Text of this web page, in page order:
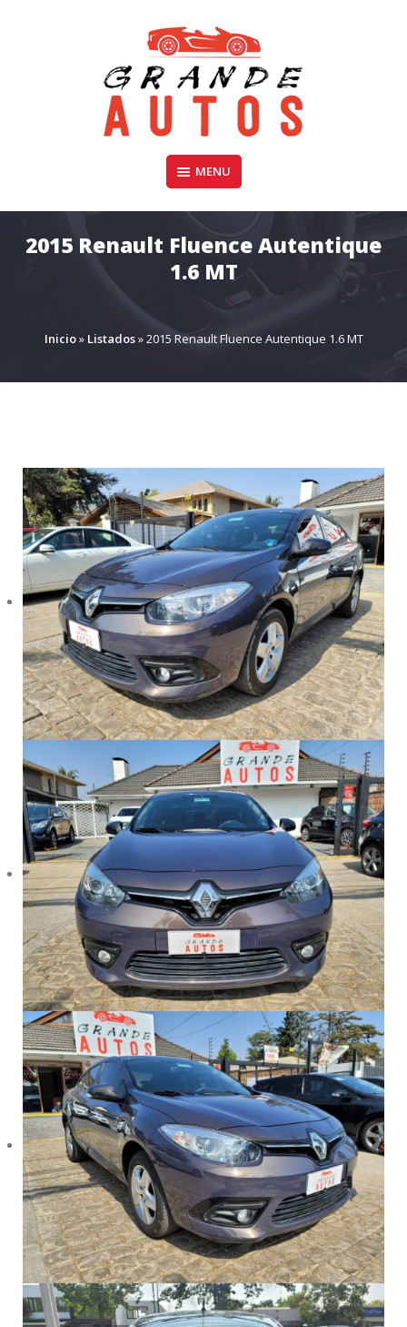
GRANDE AUTOS CHILE
Compra y Venta de Autos Usados, Camionetas, y SUV
MENU
2015 Renault Fluence Autentique
1.6 MT
Inicio» Listados»2015 Renault Fluence Autentique 1.6 MT